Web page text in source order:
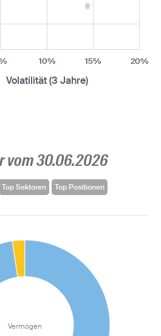
10% 15% 20%
Volatilität (3 Jahre)
30.06.2026
Top Sektoren
Top Positionen
Vermögen